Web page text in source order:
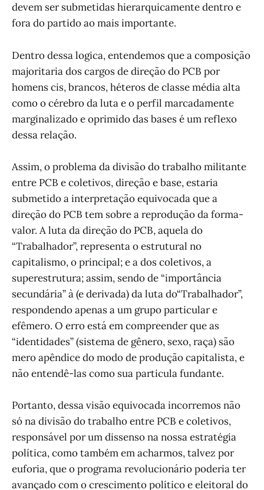
devem ser submetidas hierarquicamente dentro e
fora do partido ao mais importante.
Dentro dessa logica, entendemos que a composição
majoritaria dos cargos de direção do PCB por
homens cis, brancos, héteros de classe média alta
como o cérebro da luta e o perfil marcadamente
marginalizado e oprimido das bases é um reflexo
dessa relação.
Assim, o problema da divisão do trabalho militante
entre PCB e coletivos, direção e base, estaria
submetido a interpretação equivocada que a
direção do PCB tem sobre a reprodução da forma-
valor. A luta da direção do PCB, aquela do
“Trabalhador”, representa o estrutural no
capitalismo, o principal; e a dos coletivos, a
superestrutura; assim, sendo de “importância
secundária” à (e derivada) da luta do“Trabalhador”,
respondendo apenas a um grupo particular e
efêmero. O erro está em compreender que as
“identidades” (sistema de gênero, sexo, raça) são
mero apêndice do modo de produção capitalista, e
não entendê-las como sua particula fundante.
Portanto, dessa visão equivocada incorremos não
só na divisão do trabalho entre PCB e coletivos,
responsável por um dissenso na nossa estratégia
política, como também em acharmos, talvez por
euforia, que o programa revolucionário poderia ter
avançado com o crescimento político e eleitoral do